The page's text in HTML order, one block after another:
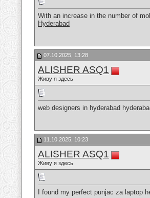
With an increase in the number of
Hyderabad
07.10.2025, 13:28
ALISHER ASQ1
Живу я здесь
web designers in hyderabad
11.10.2025, 10:23
ALISHER ASQ1
Живу я здесь
I found my perfect punjac za laptop